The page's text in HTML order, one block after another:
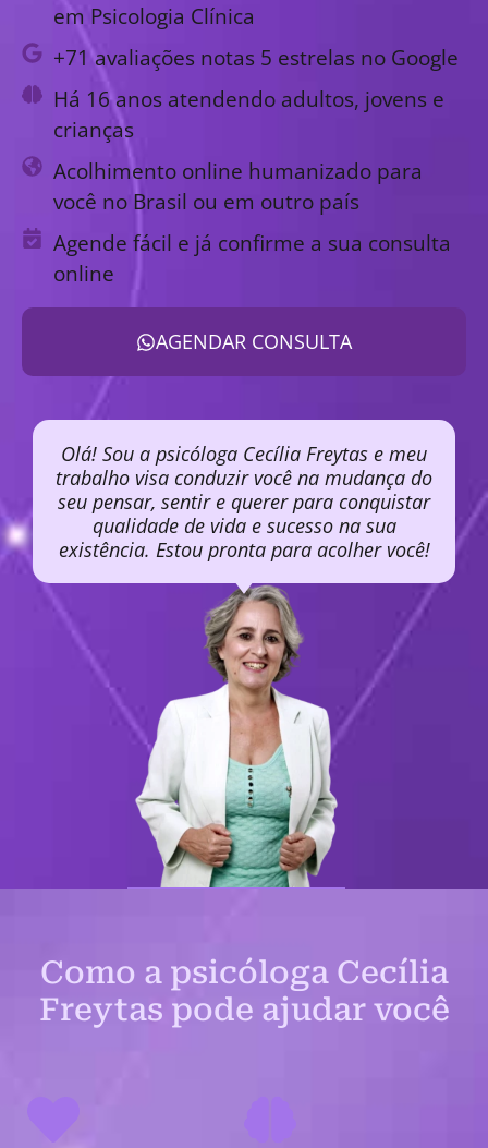
em Psicologia Clínica
+71 avaliações notas 5 estrelas no Google
Há 16 anos atendendo adultos, jovens e
crianças
Acolhimento online humanizado para
você no Brasil ou em outro país
Agende fácil e já confirme a sua consulta
online
AGENDAR CONSULTA
Olá! Sou a psicóloga Cecília Freytas e meu
trabalho visa conduzir você na mudança do
seu pensar, sentir e querer para conquistar
qualidade de vida e sucesso na sua
existência. Estou pronta para acolher você!
Como a psicóloga Cecília
Freytas pode ajudar você